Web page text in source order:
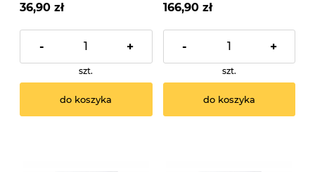
36,90 zł
- +
szt.
do koszyka
166,90 zł
- +
szt.
do koszyka